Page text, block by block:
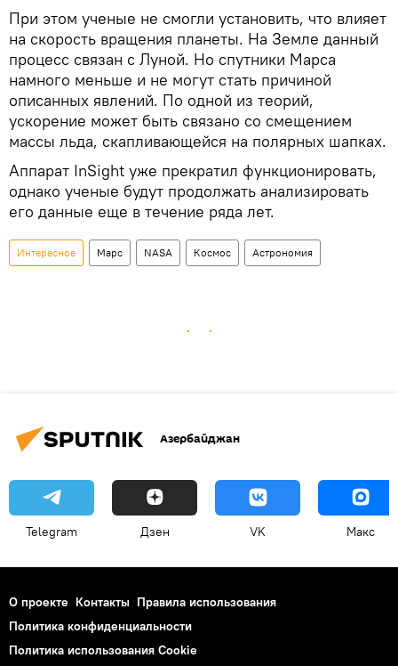
При этом ученые не смогли установить, что влияет
на скорость вращения планеты. На Земле данный
процесс связан с Луной. Но спутники Марса
намного меньше и не могут стать причиной
описанных явлений. По одной из теорий,
ускорение может быть связано со смещением
массы льда, скапливающейся на полярных шапках.
Аппарат InSight уже прекратил функционировать,
однако ученые будут продолжать анализировать
его данные еще в течение ряда лет.
Интересное Марс NASA Космос Астрономия
Азербайджан
Telegram Дзен VK Макс
О проекте Контакты Правила использования
Политика конфиденциальности
Политика использования Cookie